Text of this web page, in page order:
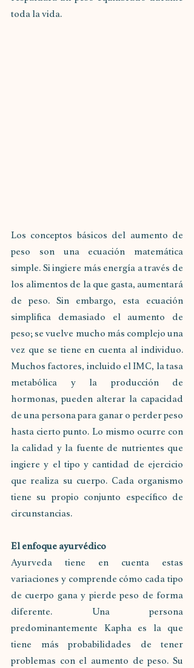
toda la vida.
Los conceptos básicos del aumento de
peso son una ecuación matemática
simple. Si ingiere más energía a través de
los alimentos de la que gasta, aumentará
de peso. Sin embargo, esta ecuación
simplifica demasiado el aumento de
peso; se vuelve mucho más complejo una
vez que se tiene en cuenta al individuo.
Muchos factores, incluido el IMC, la tasa
metabólica y la producción de
hormonas, pueden alterar la capacidad
de una persona para ganar o perder peso
hasta cierto punto. Lo mismo ocurre con
la calidad y la fuente de nutrientes que
ingiere y el tipo y cantidad de ejercicio
que realiza su cuerpo. Cada organismo
tiene su propio conjunto específico de
circunstancias.
El enfoque ayurvédico
Ayurveda tiene en cuenta estas
variaciones y comprende cómo cada tipo
de cuerpo gana y pierde peso de forma
diferente. Una persona
predominantemente Kapha es la que
tiene más probabilidades de tener
problemas con el aumento de peso. Su